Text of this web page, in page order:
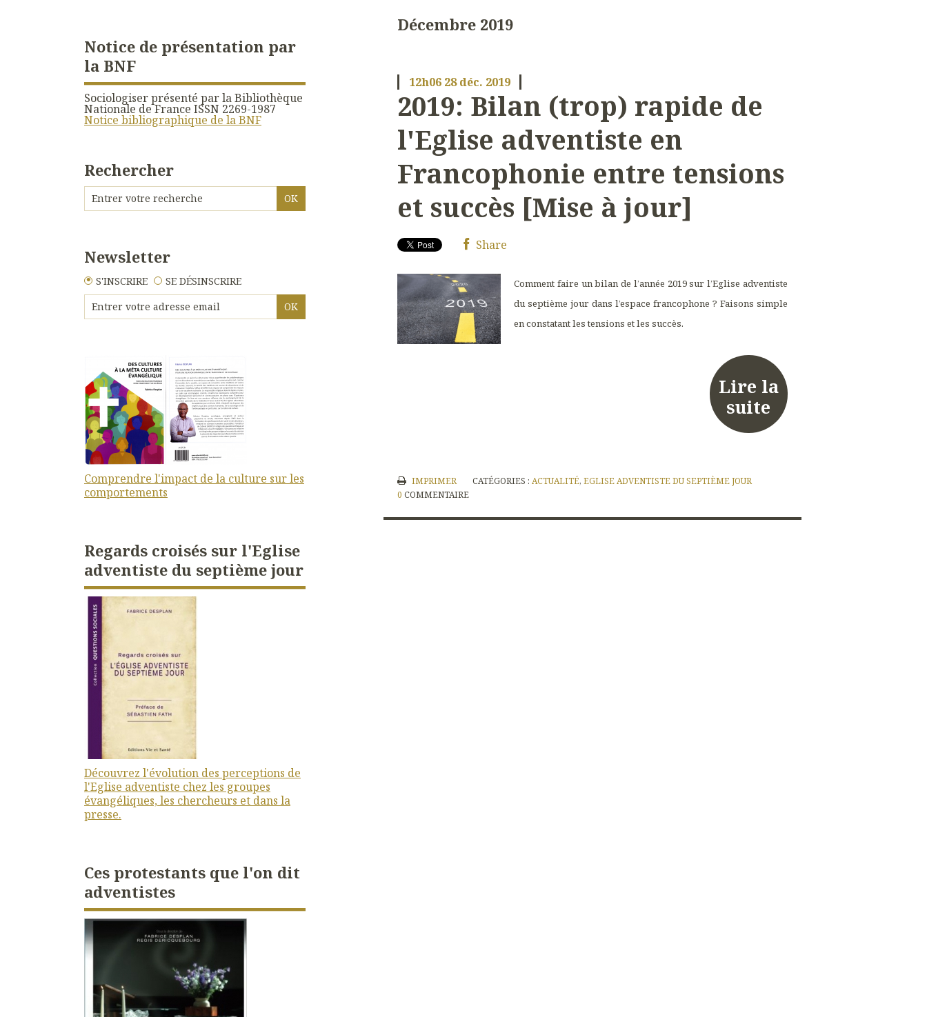
Notice de présentation par
la BNF
Sociologiser présenté par la Bibliothèque
Nationale de France ISSN 2269-1987
Notice bibliographique de la BNF
Rechercher
Newsletter
S'INSCRIRE SE DÉSINSCRIRE
Comprendre l'impact de la culture sur les
comportements
Regards croisés sur l'Eglise
adventiste du septième jour
Découvrez l'évolution des perceptions de
l'Eglise adventiste chez les groupes
évangéliques, les chercheurs et dans la
presse.
Ces protestants que l'on dit
adventistes
Décembre 2019
12h06 28 déc. 2019
2019: Bilan (trop) rapide de
l'Eglise adventiste en
Francophonie entre tensions
et succès [Mise à jour]
Share
Comment faire un bilan de l’année 2019 sur l’Eglise adventiste
du septième jour dans l’espace francophone ? Faisons simple
en constatant les tensions et les succès.
Lire la
suite
IMPRIMER CATÉGORIES : ACTUALITÉ, EGLISE ADVENTISTE DU SEPTIÈME JOUR
0 COMMENTAIRE